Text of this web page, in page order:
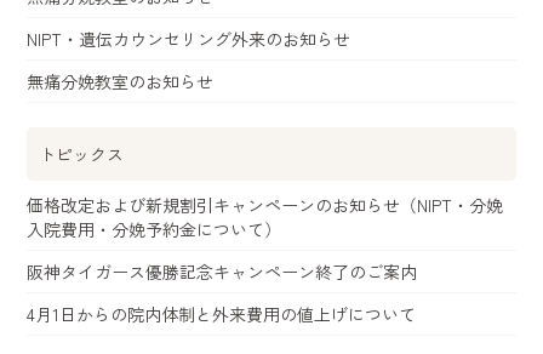
NIPT・遺伝カウンセリング外来のお知らせ
無痛分娩教室のお知らせ
トピックス
価格改定および新規割引キャンペーンのお知らせ（NIPT・分娩
入院費用・分娩予約金について）
阪神タイガース優勝記念キャンペーン終了のご案内
4月1日からの院内体制と外来費用の値上げについて